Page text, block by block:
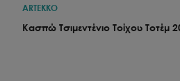
ARTEKKO
Κασπώ Τσιμεντένιο Τοίχου Τοτέμ